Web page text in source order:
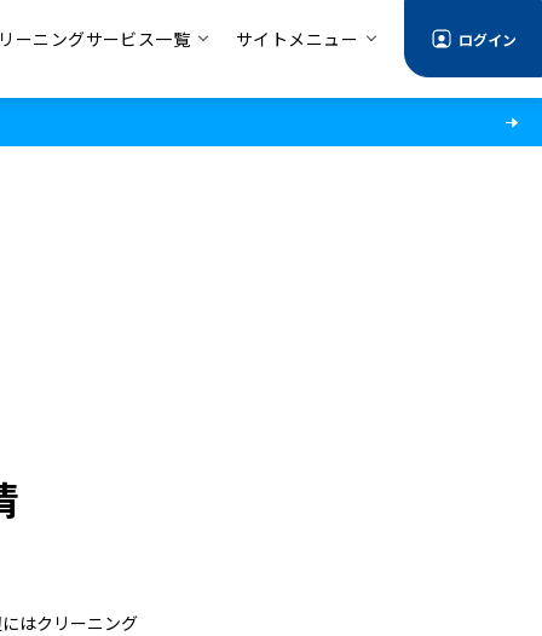
ーニングサービス一覧 サイトメニュー ログイン
はクリーニング